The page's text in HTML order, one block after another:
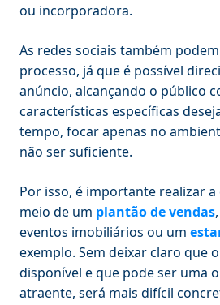
ou incorporadora.
As redes sociais também
processo, já que é possível
anúncio, alcançando o público
características específicas
tempo, focar apenas no
não ser suficiente.
Por isso, é importante realizar
meio de um plantão de vendas
eventos imobiliários ou um
exemplo. Sem deixar claro que
disponível e que pode ser uma
atraente, será mais difícil